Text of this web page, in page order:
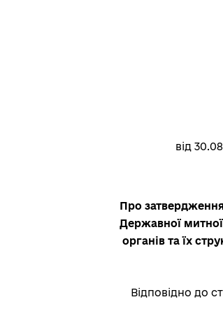
від
Про
Державної митної
органів та їх
Відповідно до